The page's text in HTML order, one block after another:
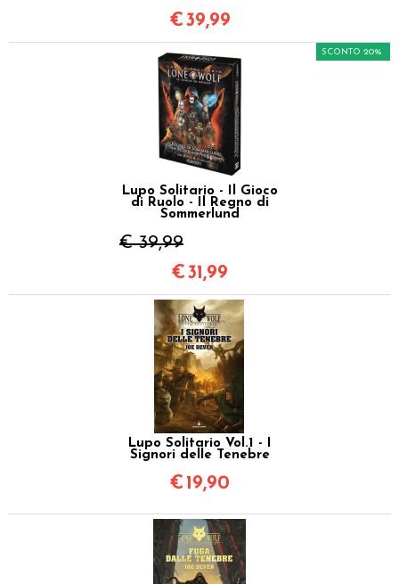
€39,99
Lupo Solitario - Il Gioco
di Ruolo - Il Regno di
Sommerlund
€ 39,99
SCONTO 20%
€31,99
Lupo Solitario Vol.1 - I
Signori delle Tenebre
€ 19,90